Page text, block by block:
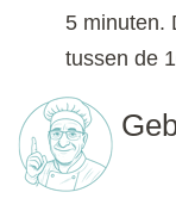
5 minuten.
tussen de